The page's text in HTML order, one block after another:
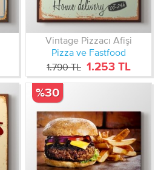
Vintage Pizzacı Afişi
Pizza ve Fastfood
1.790 TL 1.253 TL
%30